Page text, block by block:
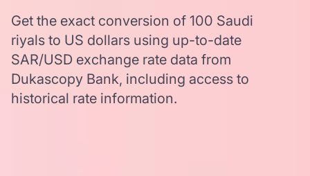
Get the exact conversion of 100 Saudi
riyals to US dollars using up-to-date
SAR/USD exchange rate data from
Dukascopy Bank, including access to
historical rate information.